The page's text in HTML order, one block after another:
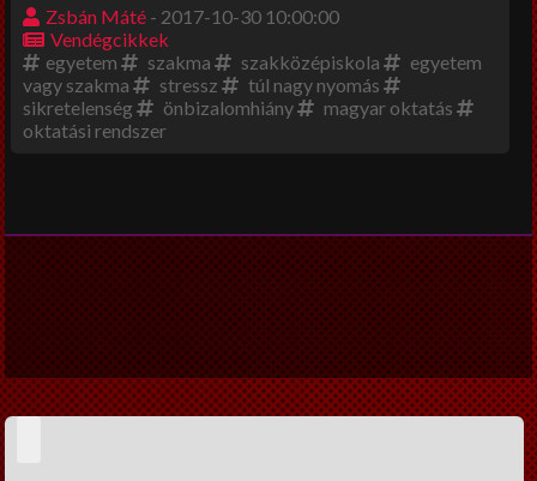
Film-Színház-Muzsika
Beszéljünk másról
DIY
NagyUtazó
Interjú
Könyvajánló
Ünnepek
Zsbán Máté - 2017-10-30 10:00:00
Vendégcikkek
egyetem
szakma szakközépiskola
egyetem
vagy szakma
stressz
túl nagy nyomás
sikretelenség
önbizalomhiány
magyar oktatás
oktatási rendszer